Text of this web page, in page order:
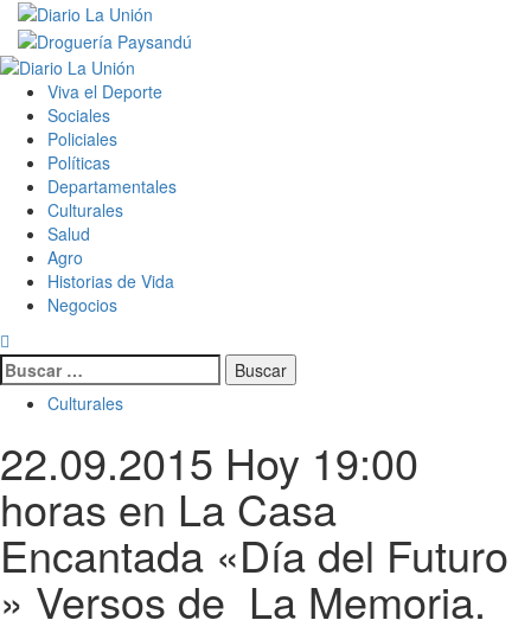
Saltar
contenido
Menú
primarioViva el Deporte
Sociales
Policiales
Políticas
Departamentales
Culturales
Salud
Agro
Historias de Vida
Negocios
Buscar:
Culturales
22.09.2015 Hoy 19:00
horas en La Casa
Encantada «Día del Futuro
» Versos de La Memoria.